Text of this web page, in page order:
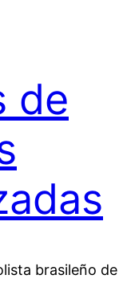
de
brasileño de